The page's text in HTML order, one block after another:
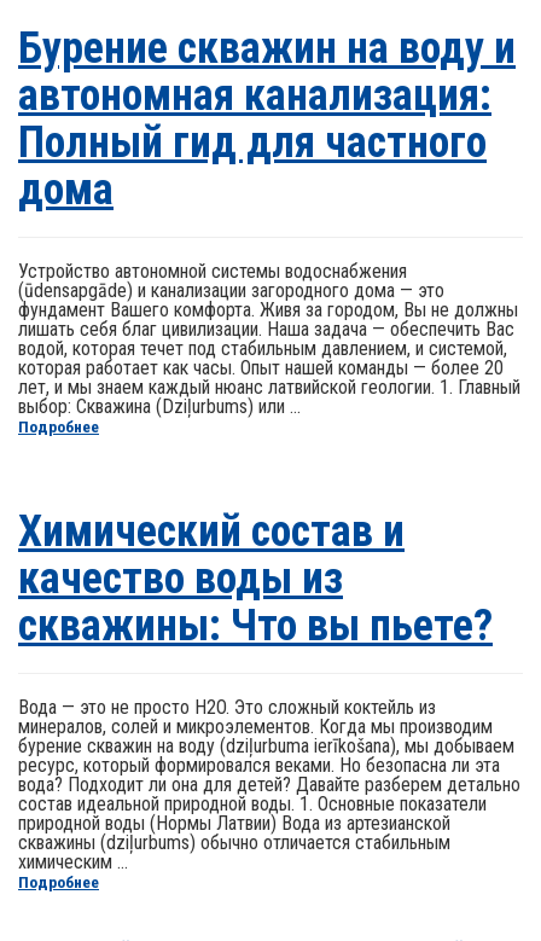
Бурение скважин на воду и
автономная канализация:
Полный гид для частного
дома
Устройство автономной системы водоснабжения
(ūdensapgāde) и канализации загородного дома — это
фундамент Вашего комфорта. Живя за городом, Вы не должны
лишать себя благ цивилизации. Наша задача — обеспечить Вас
водой, которая течет под стабильным давлением, и системой,
которая работает как часы. Опыт нашей команды — более 20
лет, и мы знаем каждый нюанс латвийской геологии. 1. Главный
выбор: Скважина (Dziļurbums) или ...
Подробнее
Химический состав и
качество воды из
скважины: Что вы пьете?
Вода — это не просто H2O. Это сложный коктейль из
минералов, солей и микроэлементов. Когда мы производим
бурение скважин на воду (dziļurbuma ierīkošana), мы добываем
ресурс, который формировался веками. Но безопасна ли эта
вода? Подходит ли она для детей? Давайте разберем детально
состав идеальной природной воды. 1. Основные показатели
природной воды (Нормы Латвии) Вода из артезианской
скважины (dziļurbums) обычно отличается стабильным
химическим ...
Подробнее